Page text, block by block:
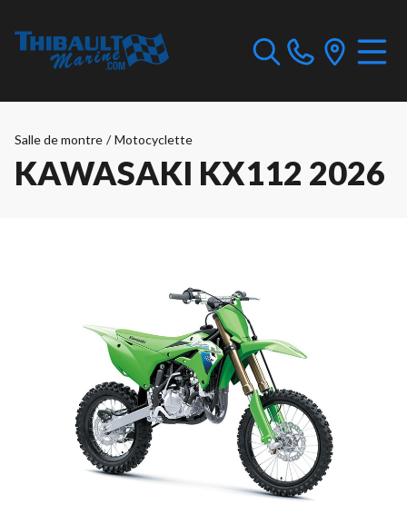
Salle de montre / Motocyclette
KAWASAKI KX112 2026